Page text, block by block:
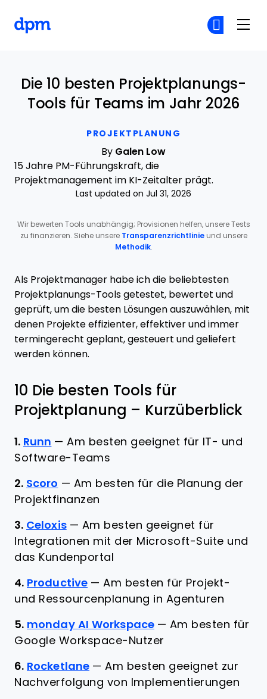
PROJEKTPLANUNG
Die 10 besten Projektplanungs-
Tools für Teams im Jahr 2026
By Galen Low
15 Jahre PM-Führungskraft, die
Projektmanagement im KI-Zeitalter prägt.
Last updated on Jul 31, 2026
Wir bewerten Tools unabhängig; Provisionen helfen, unsere Tests
zu finanzieren. Siehe unsere Transparenzrichtlinieund unsere
Methodik.
Als Projektmanager habe ich die beliebtesten
Projektplanungs-Tools getestet, bewertet und
geprüft, um die besten Lösungen auszuwählen, mit
denen Projekte effizienter, effektiver und immer
termingerecht geplant, gesteuert und geliefert
werden können.
10 Die besten Tools für
Projektplanung – Kurzüberblick
1. Runn —Am besten geeignet für IT- und
Software-Teams
2. Scoro — Am besten für die Planung der
Projektfinanzen
3. Celoxis — Am besten geeignet für
Integrationen mit der Microsoft-Suite und
das Kundenportal
4. Productive — Am besten für Projekt-
und Ressourcenplanung in Agenturen
5. monday AI Workspace — Am besten für
Google Workspace-Nutzer
6. Rocketlane — Am besten geeignet zur
Nachverfolgung von Implementierungen